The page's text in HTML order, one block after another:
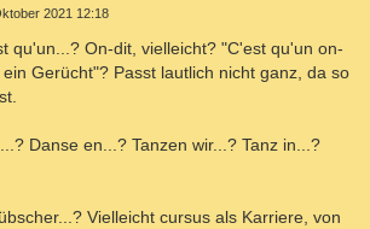
2021 12:18
qu'un...? On-dit, vielleicht? "C'est qu'un on-
Gerücht"? Passt lautlich nicht ganz, da so
Danse en...? Tanzen wir...? Tanz in...?
Vielleicht cursus als Karriere, von